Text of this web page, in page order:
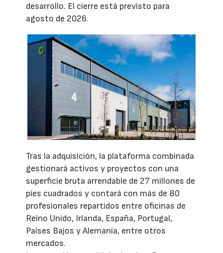
desarrollo. El cierre está previsto para
agosto de 2026.
Tras la adquisición, la plataforma combinada
gestionará activos y proyectos con una
superficie bruta arrendable de 27 millones de
pies cuadrados y contará con más de 80
profesionales repartidos entre oficinas de
Reino Unido, Irlanda, España, Portugal,
Países Bajos y Alemania, entre otros
mercados.